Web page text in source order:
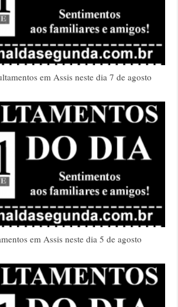
em Assis neste dia 7 de agosto
em Assis neste dia 5 de agosto